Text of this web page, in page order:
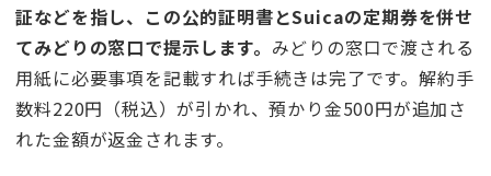
証などを指し、この公的証明書とSuicaの定期券を併せ
てみどりの窓口で提示します。 みどりの窓口で渡される
用紙に必要事項を記載すれば手続きは完了です。解約手
数料220円（税込）が引かれ、預かり金500円が追加さ
れた金額が返金されます。